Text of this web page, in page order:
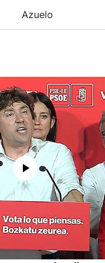
Azuelo